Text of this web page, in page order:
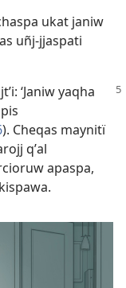
ukat janiw
uñj-jjaspati
‘Janiw yaqha
). Cheqas maynitï
qʼal
apaspa,